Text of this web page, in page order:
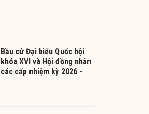
Bầu cử Đại biểu Quốc hội
khóa XVI và Hội đồng nhân
các cấp nhiệm kỳ 2026 -